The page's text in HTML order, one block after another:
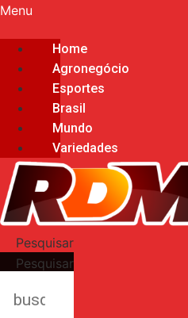
Menu
Home
Agronegócio
Esportes
Brasil
Mundo
Variedades
Pesquisar
Pesquisar